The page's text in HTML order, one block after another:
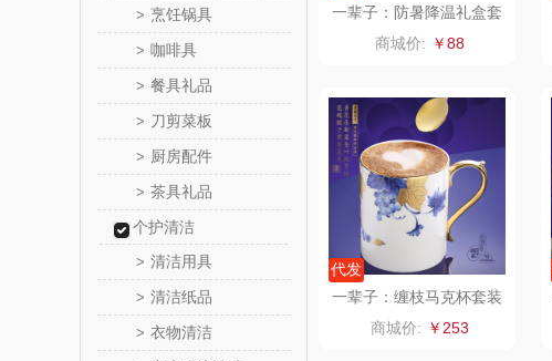
> 烹饪锅具
> 咖啡具
> 餐具礼品
> 刀剪菜板
> 厨房配件
> 茶具礼品
个护清洁
> 清洁用具
> 清洁纸品
> 衣物清洁
泉尔思
奈斯派索
邻家饭香
天琴
傲胜OSIM
温仑山（电器类）
一辈子：防暑降温礼盒套
装（绿色款）支持自由搭
配
商城价: ￥88
代发
一辈子：缠枝马克杯套装
商城价: ￥253